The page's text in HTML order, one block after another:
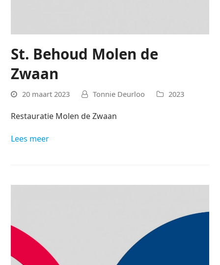
St. Behoud Molen de
Zwaan
20 maart 2023 Tonnie Deurloo 2023
Restauratie Molen de Zwaan
Lees meer